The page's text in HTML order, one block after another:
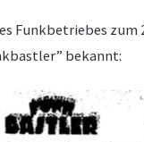
Funkbetriebes zum
bekannt: